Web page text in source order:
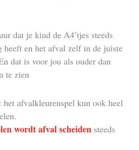
dat je kind de A4’tjes steeds
heeft en het afval zelf in de juiste
dat is voor jou als ouder dan
te zien
het afvalkleurenspel kun ook heel
wordtafval scheiden steeds